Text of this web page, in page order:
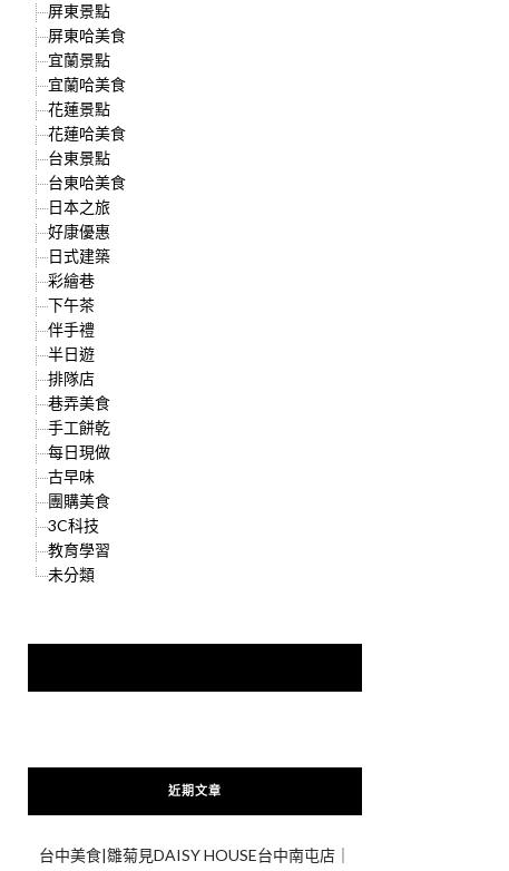
屏東景點
屏東哈美食
宜蘭景點
宜蘭哈美食
花蓮景點
花蓮哈美食
台東景點
台東哈美食
日本之旅
好康優惠
日式建築
彩繪巷
下午茶
伴手禮
半日遊
排隊店
巷弄美食
手工餅乾
每日現做
古早味
團購美食
3C科技
教育學習
未分類
近期文章
台中美食|雛菊見DAISY HOUSE台中南屯店｜